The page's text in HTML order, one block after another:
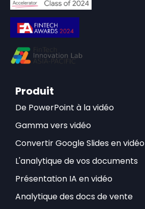
Produit
De PowerPoint à la vidéo
Gamma vers vidéo
Convertir Google Slides en vidéo
L'analytique de vos documents
Présentation IA en vidéo
Analytique des docs de vente